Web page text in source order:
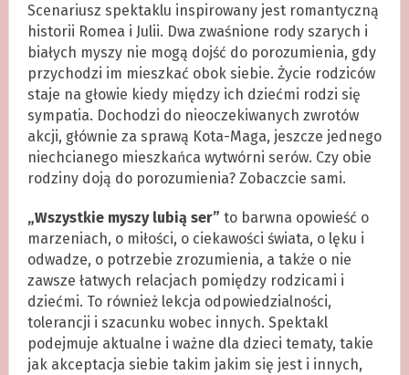
Scenariusz spektaklu inspirowany jest romantyczną
historii Romea i Julii. Dwa zwaśnione rody szarych i
białych myszy nie mogą dojść do porozumienia, gdy
przychodzi im mieszkać obok siebie. Życie rodziców
staje na głowie kiedy między ich dziećmi rodzi się
sympatia. Dochodzi do nieoczekiwanych zwrotów
akcji, głównie za sprawą Kota-Maga, jeszcze jednego
niechcianego mieszkańca wytwórni serów. Czy obie
rodziny doją do porozumienia? Zobaczcie sami.
„Wszystkie myszy lubią ser” to barwna opowieść o
marzeniach, o miłości, o ciekawości świata, o lęku i
odwadze, o potrzebie zrozumienia, a także o nie
zawsze łatwych relacjach pomiędzy rodzicami i
dziećmi. To również lekcja odpowiedzialności,
tolerancji i szacunku wobec innych. Spektakl
podejmuje aktualne i ważne dla dzieci tematy, takie
jak akceptacja siebie takim jakim się jest i innych,